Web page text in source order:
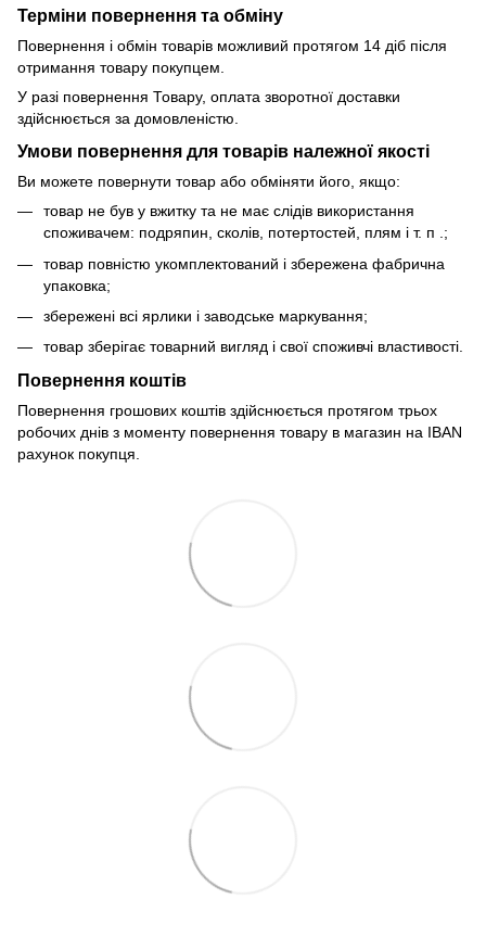
Терміни повернення та обміну
Повернення і обмін товарів можливий протягом 14 діб після
отримання товару покупцем.
У разі повернення Товару, оплата зворотної доставки
здійснюється за домовленістю.
Умови повернення для товарів належної якості
Ви можете повернути товар або обміняти його, якщо:
товар не був у вжитку та не має слідів використання
споживачем: подряпин, сколів, потертостей, плям і т. п .;
товар повністю укомплектований і збережена фабрична
упаковка;
збережені всі ярлики і заводське маркування;
товар зберігає товарний вигляд і свої споживчі властивості.
Повернення коштів
Повернення грошових коштів здійснюється протягом трьох
робочих днів з моменту повернення товару в магазин на IBAN
рахунок покупця.